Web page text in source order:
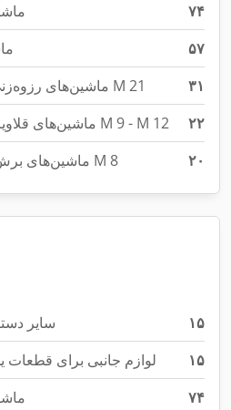
۷۴
۵۷
ماشین‌های رزوه‌زنی داخلی، محدوده رزوه از M 21
۳۱
ماشین‌های قلاویزبر داخلی، محدوده قلاویز M 9 - M 12
۲۲
ماشین‌های برش رزوه داخلی بازه رزوه تا M 8
۲۰
سایر
۱۵
لوازم جانبی برای قطعات
۱۵
۷۴